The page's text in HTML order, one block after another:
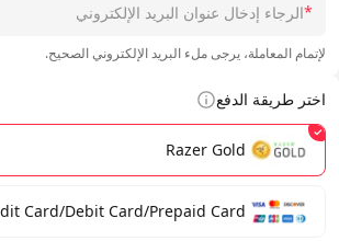
*
لإتمام المعاملة، يرجى ملء البريد الإلكتروني الصحيح.
اختر طريقة الدفع
Razer Gold
Card/Debit Card/Prepaid Card